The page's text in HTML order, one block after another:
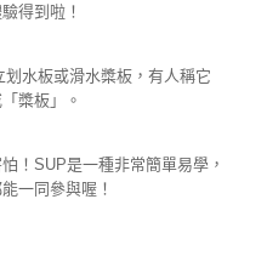
得到啦！
水板或滑水槳板，有人稱它
槳板」。
！SUP是一種非常簡單易學，
一同參與喔！